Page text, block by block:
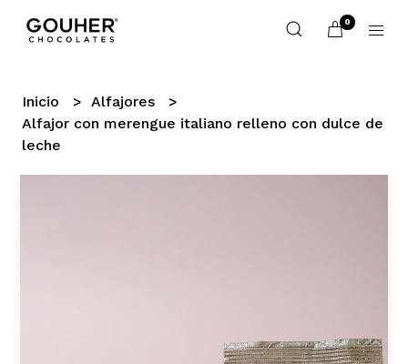
0
Inicio
Alfajores
Alfajor con merengue italiano relleno con dulce de
leche